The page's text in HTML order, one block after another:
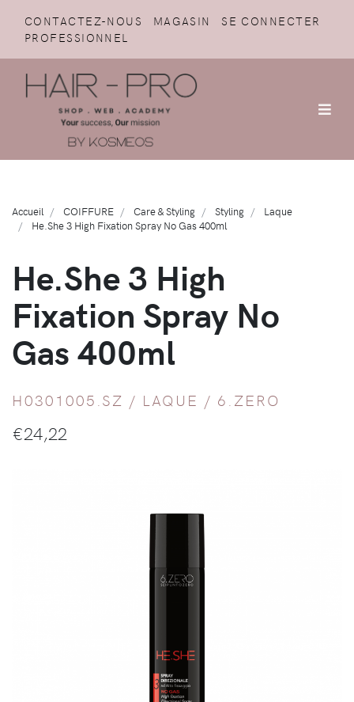
CONTACTEZ-NOUS MAGASIN
SE CONNECTER
PROFESSIONNEL
Accueil COIFFURE Care & Styling Styling
Laque
He.She 3 High Fixation Spray No Gas 400ml
He.She 3 High
Fixation Spray No
Gas 400ml
H0301005.SZ / LAQUE / 6.ZERO
€24,22